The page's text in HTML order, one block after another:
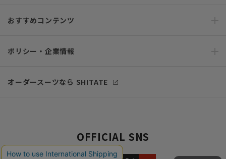
おすすめコンテンツ
ポリシー・企業情報
オーダースーツなら SHITATE
OFFICIAL SNS